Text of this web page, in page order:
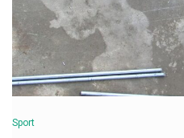
Sport